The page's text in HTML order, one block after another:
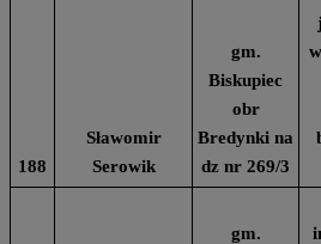
188
Sławomir
Serowik
gm.
Biskupiec
obr
Bredynki na
dz nr 269/3
gm.